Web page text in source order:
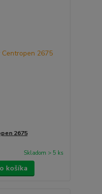
2675
Skladom > 5 ks
košíka